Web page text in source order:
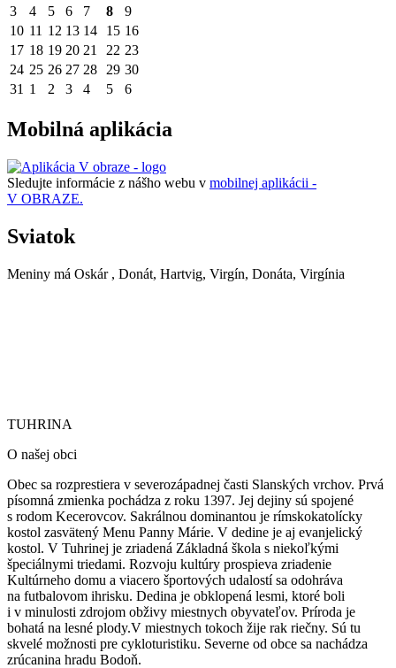
3
4 5 6 7 8
9
10 11 12 13 14 15 16
17 18 19 20 21 22 23
24 25 26 27 28 29 30
31 1 2 3 4 5 6
Mobilná aplikácia
Sledujte informácie z nášho webu v mobilnej aplikácii -
V OBRAZE.
Sviatok
Meniny má Oskár , Donát, Hartvig, Virgín, Donáta, Virgínia
TUHRINA
O našej obci
Obec sa rozprestiera v severozápadnej časti Slanských vrchov. Prvá
písomná zmienka pochádza z roku 1397. Jej dejiny sú spojené
s rodom Kecerovcov. Sakrálnou dominantou je rímskokatolícky
kostol zasvätený Menu Panny Márie. V dedine je aj evanjelický
kostol. V Tuhrinej je zriadená Základná škola s niekoľkými
špeciálnymi triedami. Rozvoju kultúry prospieva zriadenie
Kultúrneho domu a viacero športových udalostí sa odohráva
na futbalovom ihrisku. Dedina je obklopená lesmi, ktoré boli
i v minulosti zdrojom obživy miestnych obyvateľov. Príroda je
bohatá na lesné plody.V miestnych tokoch žije rak riečny. Sú tu
skvelé možnosti pre cykloturistiku. Severne od obce sa nachádza
zrúcanina hradu Bodoň.